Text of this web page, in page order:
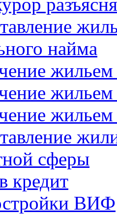
найма
жильем
сферы
кредит
ВИФ